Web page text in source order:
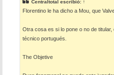
a
j
Centraltotal escribió: ↑
Florentino le ha dicho a Mou, que
Otra cosa es si lo pone o no de
técnico portugués.
The Objetive